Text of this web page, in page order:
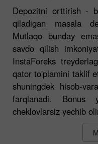
Depozitni orttirish -
qiladigan masala
Mutlaqo bunday
savdo qilish
InstaForeks
qator to'plamini taklif
shuningdek hisob-
farqlanadi. Bonus
cheklovlarsiz yechib